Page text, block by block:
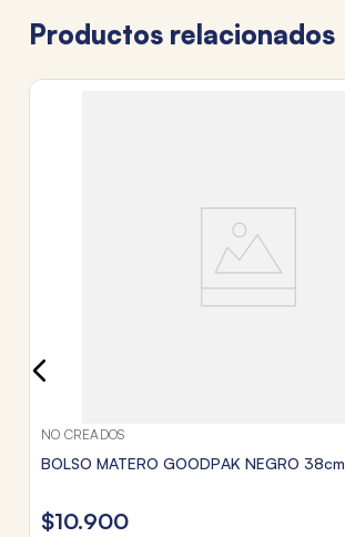
Productos relacionados
NO CREADOS
BOLSO MATERO GOODPAK NEGRO 38cm
$10.900